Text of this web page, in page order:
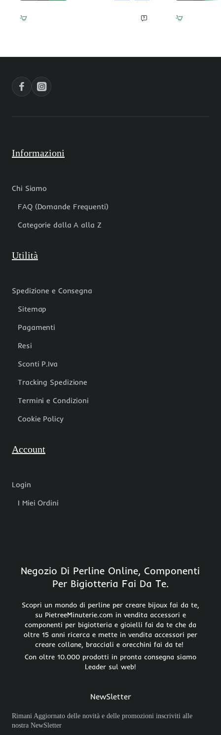
resina
turchese
16/18
mm
Informazioni
Chi Siamo
FAQ (Domande Frequenti)
Categorie dalla A alla Z
Utilità
Spedizione e Consegna
Sitemap
Pagamenti
Resi
Sconti P.Iva
Tracking Spedizione
Termini e Condizioni
Cookie Policy
Account
Login
I Miei Ordini
Negozio Di Perline Online, Componenti
Per Bigiotteria Fai Da Te.
Scopri un mondo di perline per creare bijoux fai da te,
su PietreeMinuterie.com in vendita accessori e
componenti per bigiotteria e gioielli fai da te che da
oltre 15 anni ricerca e mette in vendita accessori per
creare collane, bracciali e orecchini fai da te!
Con oltre 10.000 prodotti in pronta consegna siamo
Leader sul web!
NewSletter
Rimani Aggiornato delle novità e delle promozioni inscriviti alle
nostra NewSletter